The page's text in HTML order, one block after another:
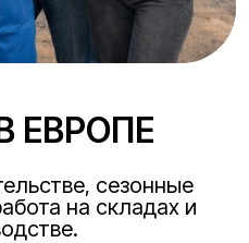
ЕВРОПЕ
сезонные
на складах и